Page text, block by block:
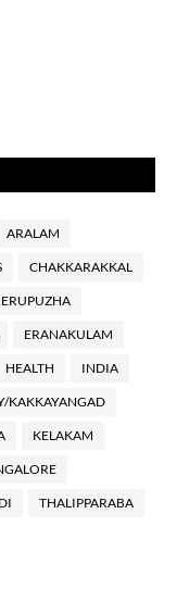
ARALAM
CHAKKARAKKAL
ERANAKULAM
HEALTH INDIA
KAKKAYANGAD
KELAKAM
THALIPPARABA